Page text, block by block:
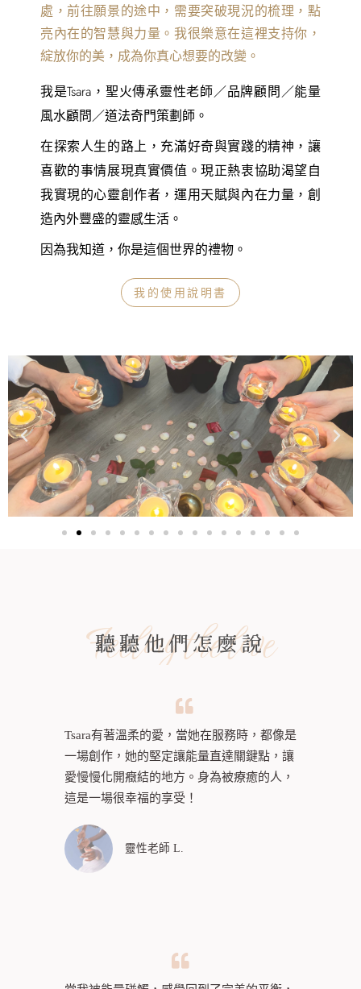
處，前往願景的途中，需要突破現況的梳理，點
亮內在的智慧與力量。我很樂意在這裡支持你，
綻放你的美，成為你真心想要的改變。
我是Tsara，聖火傳承靈性老師／品牌顧問／能量
風水顧問／道法奇門策劃師。
在探索人生的路上，充滿好奇與實踐的精神，讓
喜歡的事情展現真實價值。現正熱衷協助渴望自
我實現的心靈創作者，運用天賦與內在力量，創
造內外豐盛的靈感生活。
因為我知道，你是這個世界的禮物。
我的使用說明書
Feeling the love
聽聽他們怎麼說
Tsara有著溫柔的愛，當她在服務時，都像是
一場創作，她的堅定讓能量直達關鍵點，讓
愛慢慢化開癥結的地方。身為被療癒的人，
這是一場很幸福的享受！
靈性老師 L.